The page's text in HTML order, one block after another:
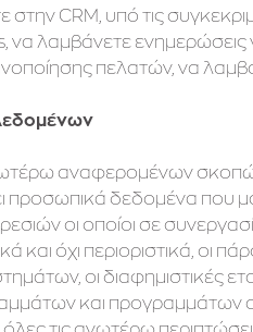
CRM, υπό τις
να λαμβάνετε ενημερώσεις
πελατών, να
αναφερομένων
προσωπικά δεδομένα που
οι οποίοι σε
και όχι περιοριστικά, οι
οι διαφημιστικές
και προγραμμάτων